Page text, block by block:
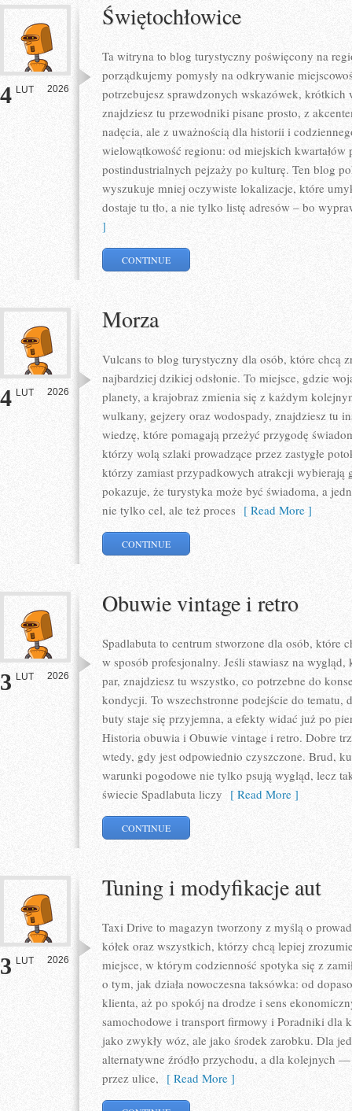
4 LUT 2026
Świętochłowice
Ta witryna to blog turystyczny poświęcony na
porządkujemy pomysły na odkrywanie
potrzebujesz sprawdzonych wskazówek,
znajdziesz tu przewodniki pisane prosto, z
nadęcia, ale z uważnością dla historii i
wielowątkowość regionu: od miejskich kwartałów
postindustrialnych pejzaży po kulturę. Ten blog
wyszukuje mniej oczywiste lokalizacje, które
dostaje tu tło, a nie tylko listę adresów – bo
]
CONTINUE
4 LUT 2026
Morza
Vulcans to blog turystyczny dla osób, które chcą
najbardziej dzikiej odsłonie. To miejsce, gdzie
planety, a krajobraz zmienia się z każdym
wulkany, gejzery oraz wodospady, znajdziesz tu
wiedzę, które pomagają przeżyć przygodę
którzy wolą szlaki prowadzące przez zastygłe
którzy zamiast przypadkowych atrakcji wybierają
pokazuje, że turystyka może być świadoma, a
nie tylko cel, ale też proces [ Read More ]
CONTINUE
3 LUT 2026
Obuwie vintage i retro
Spadlabuta to centrum stworzone dla osób, które
w sposób profesjonalny. Jeśli stawiasz na
par, znajdziesz tu wszystko, co potrzebne do
kondycji. To wszechstronne podejście do tematu,
buty staje się przyjemna, a efekty widać już po
Historia obuwia i Obuwie vintage i retro. Dobre
wtedy, gdy jest odpowiednio czyszczone. Brud,
warunki pogodowe nie tylko psują wygląd, lecz
świecie Spadlabuta liczy [ Read More ]
CONTINUE
3 LUT 2026
Tuning i modyfikacje aut
Taxi Drive to magazyn tworzony z myślą o
kółek oraz wszystkich, którzy chcą lepiej
miejsce, w którym codzienność spotyka się z
o tym, jak działa nowoczesna taksówka: od
klienta, aż po spokój na drodze i sens
samochodowe i transport firmowy i Poradniki dla
jako zwykły wóz, ale jako środek zarobku. Dla
alternatywne źródło przychodu, a dla kolejnych
przez ulice, [ Read More ]